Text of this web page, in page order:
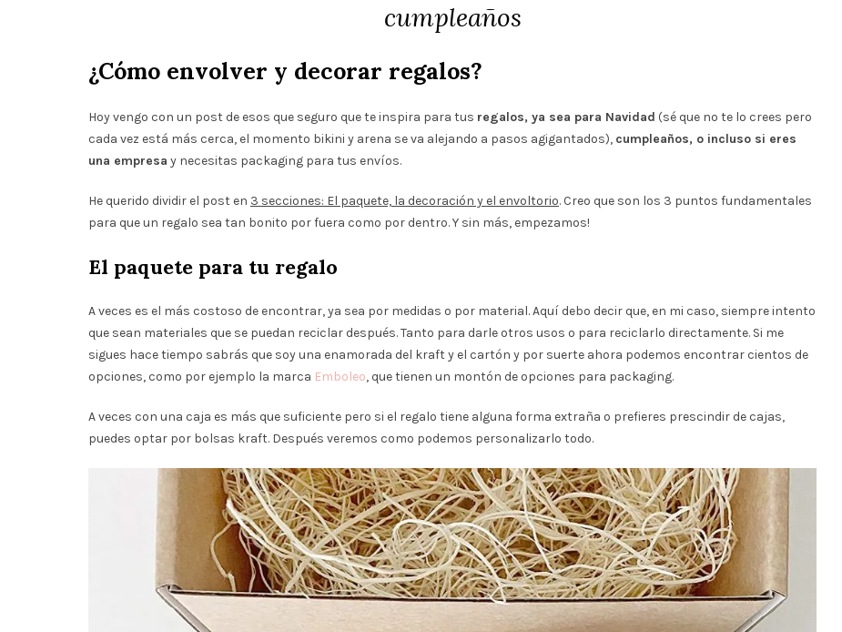
cumpleaños
¿Cómo envolver y decorar regalos?
Hoy vengo con un post de esos que seguro que te inspira para tus regalos, ya sea para Navidad (sé que no te lo crees pero
cada vez está más cerca, el momento bikini y arena se va alejando a pasos agigantados), cumpleaños, o incluso si eres
una empresa y necesitas packaging para tus envíos.
He querido dividir el post en 3 secciones: El paquete, la decoración y el envoltorio. Creo que son los 3 puntos fundamentales
para que un regalo sea tan bonito por fuera como por dentro. Y sin más, empezamos!
El paquete para tu regalo
A veces es el más costoso de encontrar, ya sea por medidas o por material. Aquí debo decir que, en mi caso, siempre intento
que sean materiales que se puedan reciclar después. Tanto para darle otros usos o para reciclarlo directamente. Si me
sigues hace tiempo sabrás que soy una enamorada del kraft y el cartón y por suerte ahora podemos encontrar cientos de
opciones, como por ejemplo la marca Emboleo, que tienen un montón de opciones para packaging.
A veces con una caja es más que suficiente pero si el regalo tiene alguna forma extraña o prefieres prescindir de cajas,
puedes optar por bolsas kraft. Después veremos como podemos personalizarlo todo.